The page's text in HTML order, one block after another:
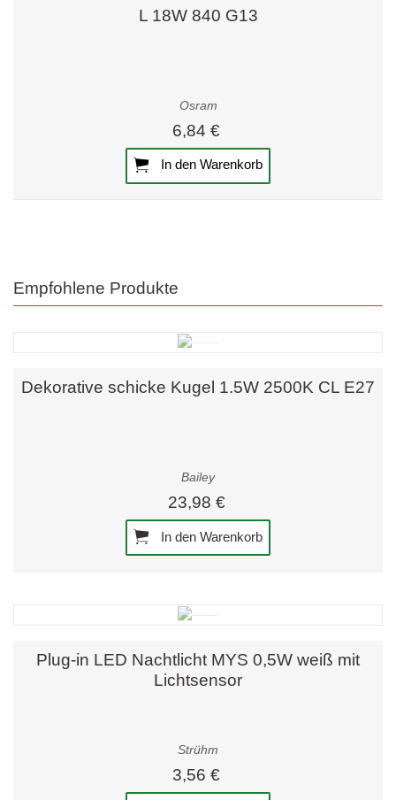
L 18W 840 G13
Osram
6,84 €
In den Warenkorb
Empfohlene Produkte
Dekorative schicke Kugel 1.5W 2500K CL E27
Bailey
23,98 €
In den Warenkorb
Plug-in LED Nachtlicht MYS 0,5W weiß mit
Lichtsensor
Strühm
3,56 €